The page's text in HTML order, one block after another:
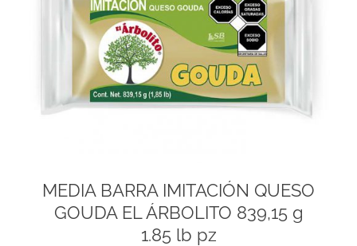
MEDIA BARRA IMITACIÓN QUESO
GOUDA EL ÁRBOLITO 839,15 g
1.85 lb pz